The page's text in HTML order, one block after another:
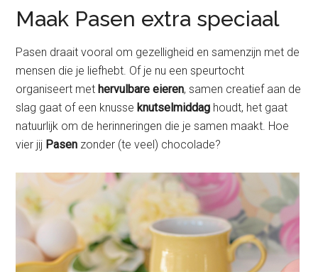
Maak Pasen extra speciaal
Pasen draait vooral om gezelligheid en samenzijn met de
mensen die je liefhebt. Of je nu een speurtocht
organiseert met hervulbare eieren, samen creatief aan de
slag gaat of een knusse knutselmiddag houdt, het gaat
natuurlijk om de herinneringen die je samen maakt. Hoe
vier jij Pasen zonder (te veel) chocolade?